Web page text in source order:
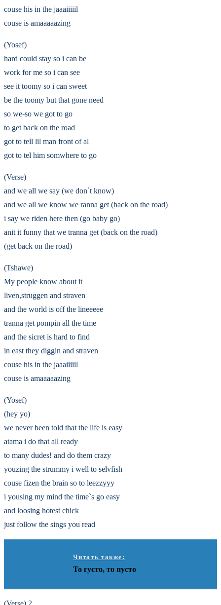
couse his in the jaaaiiiiil
couse is amaaaaazing
(Yosef)
hard could stay so i can be
work for me so i can see
see it toomy so i can sweet
be the toomy but that gone need
so we-so we got to go
to get back on the road
got to tell lil man front of al
got to tel him somwhere to go
(Verse)
and we all we say (we don`t know)
and we all we know we ranna get (back on the road)
i say we riden here then (go baby go)
anit it funny that we tranna get (back on the road)
(get back on the road)
(Tshawe)
My people know about it
liven,struggen and straven
and the world is off the lineeeee
tranna get pompin all the time
and the sicret is hard to find
in east they diggin and straven
couse his in the jaaaiiiiil
couse is amaaaaazing
(Yosef)
(hey yo)
we never been told that the life is easy
atama i do that all ready
to many dudes! and do them crazy
youzing the strummy i well to selvfish
couse fizen the brain so to leezzyyy
i yousing my mind the time`s go easy
and loosing hotest chick
just follow the sings you read
Читать также:
То густо, то пусто
(Verse) 2